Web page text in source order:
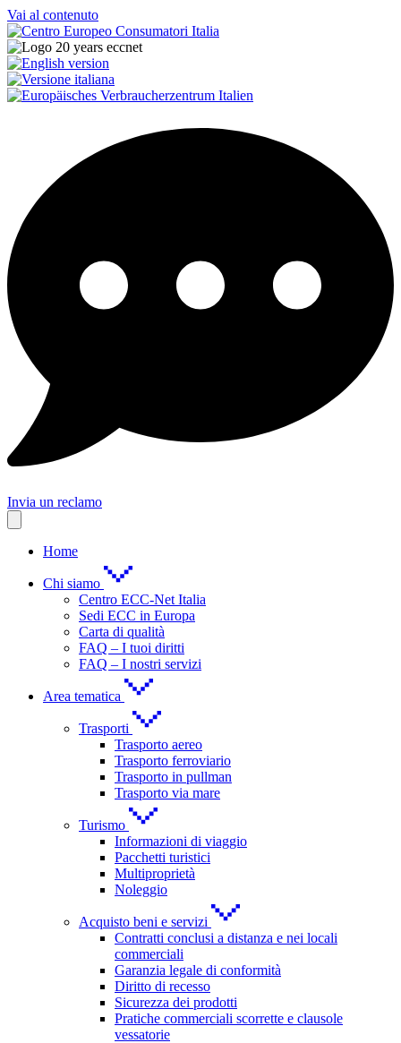
Vai al contenuto
Invia un reclamo
Home
Chi siamo
Centro ECC-Net Italia
Sedi ECC in Europa
Carta di qualità
FAQ – I tuoi diritti
FAQ – I nostri servizi
Area tematica
Trasporti
Trasporto aereo
Trasporto ferroviario
Trasporto in pullman
Trasporto via mare
Turismo
Informazioni di viaggio
Pacchetti turistici
Multiproprietà
Noleggio
Acquisto beni e servizi
Contratti conclusi a distanza e nei locali
commerciali
Garanzia legale di conformità
Diritto di recesso
Sicurezza dei prodotti
Pratiche commerciali scorrette e clausole
vessatorie